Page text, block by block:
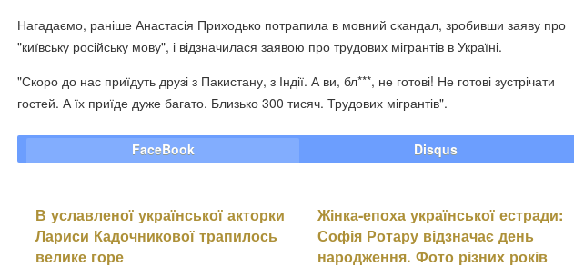
Нагадаємо, раніше Анастасія Приходько потрапила в мовний скандал, зробивши заяву про
"київську російську мову", і відзначилася заявою про трудових мігрантів в Україні.
"Скоро до нас приїдуть друзі з Пакистану, з Індії. А ви, бл***, не готові! Не готові зустрічати
гостей. А їх приїде дуже багато. Близько 300 тисяч. Трудових мігрантів".
FaceBook Disqus
В уславленої української акторки
Лариси Кадочникової трапилось
велике горе
Жінка-епоха української естради:
Софія Ротару відзначає день
народження. Фото різних років